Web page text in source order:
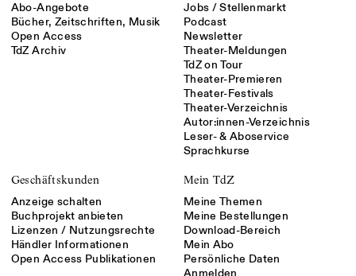
Abo-Angebote
Bücher, Zeitschriften, Musik
Open Access
TdZ Archiv
Jobs / Stellenmarkt
Podcast
Newsletter
Theater-Meldungen
TdZ on Tour
Theater-Premieren
Theater-Festivals
Theater-Verzeichnis
Autor:innen-Verzeichnis
Leser- & Aboservice
Sprachkurse
Geschäftskunden
Anzeige schalten
Buchprojekt anbieten
Lizenzen / Nutzungsrechte
Händler Informationen
Open Access Publikationen
Mein TdZ
Meine Themen
Meine Bestellungen
Download-Bereich
Mein Abo
Persönliche Daten
Anmelden